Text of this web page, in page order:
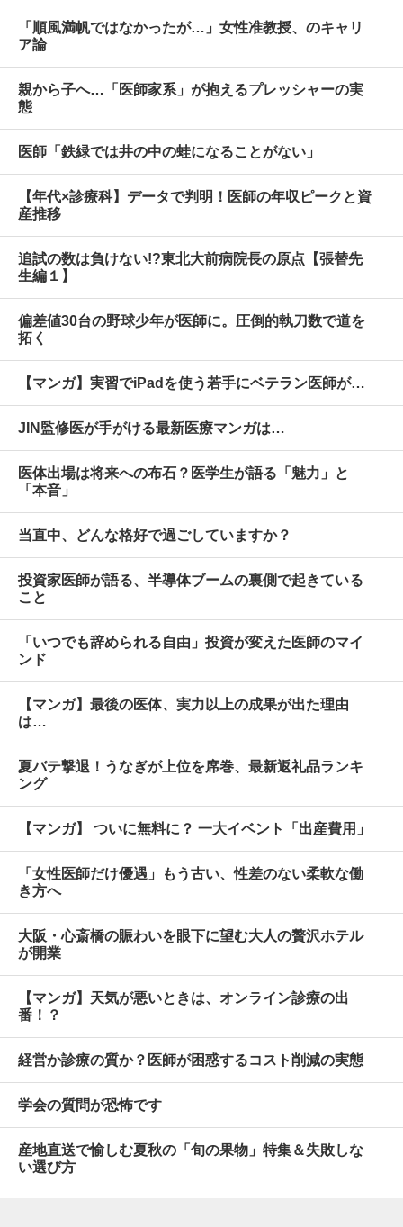
「順風満帆ではなかったが…」女性准教授、のキャリ
ア論
親から子へ…「医師家系」が抱えるプレッシャーの実
態
医師「鉄緑では井の中の蛙になることがない」
【年代×診療科】データで判明！医師の年収ピークと資
産推移
追試の数は負けない!?東北大前病院長の原点【張替先
生編１】
偏差値30台の野球少年が医師に。圧倒的執刀数で道を
拓く
【マンガ】実習でiPadを使う若手にベテラン医師が…
JIN監修医が手がける最新医療マンガは…
医体出場は将来への布石？医学生が語る「魅力」と
「本音」
当直中、どんな格好で過ごしていますか？
投資家医師が語る、半導体ブームの裏側で起きている
こと
「いつでも辞められる自由」投資が変えた医師のマイ
ンド
【マンガ】最後の医体、実力以上の成果が出た理由
は…
夏バテ撃退！うなぎが上位を席巻、最新返礼品ランキ
ング
【マンガ】 ついに無料に？ 一大イベント「出産費用」
「女性医師だけ優遇」もう古い、性差のない柔軟な働
き方へ
大阪・心斎橋の賑わいを眼下に望む大人の贅沢ホテル
が開業
【マンガ】天気が悪いときは、オンライン診療の出
番！？
経営か診療の質か？医師が困惑するコスト削減の実態
学会の質問が恐怖です
産地直送で愉しむ夏秋の「旬の果物」特集＆失敗しな
い選び方